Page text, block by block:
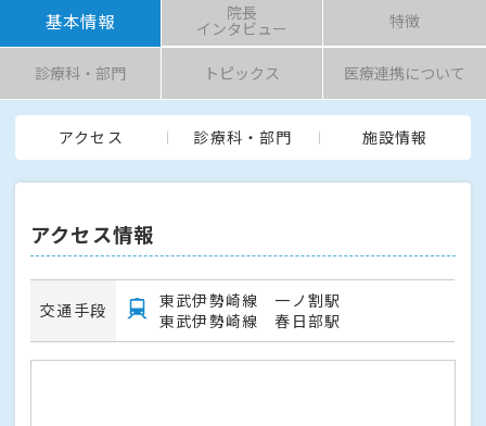
基本情報 院長
インタビュー 特徴
診療科・部門 トピックス 医療連携について
アクセス 診療科・部門 施設情報
アクセス情報
交通手段
東武伊勢崎線 一ノ割駅
東武伊勢崎線 春日部駅